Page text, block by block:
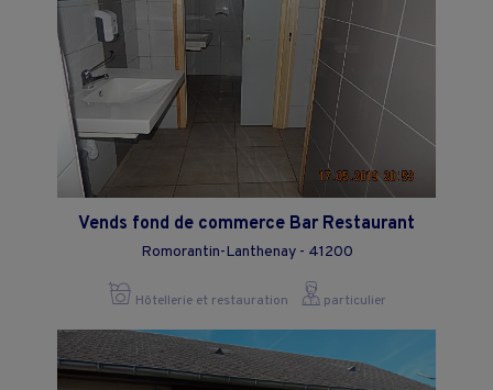
Vends fond de commerce Bar Restaurant
Romorantin-Lanthenay - 41200
Hôtellerie et restauration particulier